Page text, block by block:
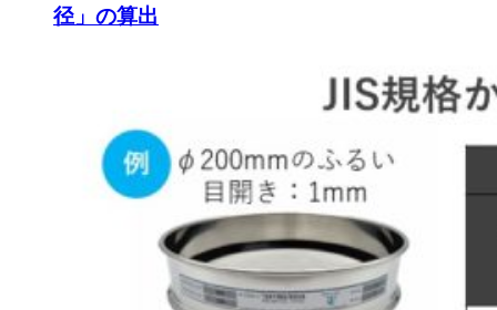
径」の算出